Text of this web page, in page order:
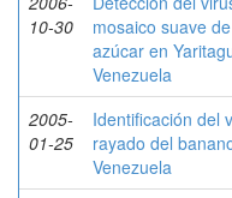
10-30
mosaico suave
azúcar en
Venezuela
2005-
01-25
Identificación del
rayado del
Venezuela